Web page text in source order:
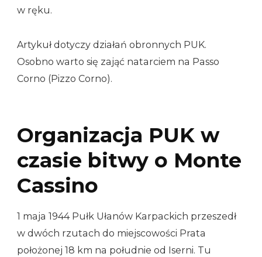
w ręku.
Artykuł dotyczy działań obronnych PUK.
Osobno warto się zająć natarciem na Passo
Corno (Pizzo Corno).
Organizacja PUK w
czasie bitwy o Monte
Cassino
1 maja 1944 Pułk Ułanów Karpackich przeszedł
w dwóch rzutach do miejscowości Prata
położonej 18 km na południe od Iserni. Tu